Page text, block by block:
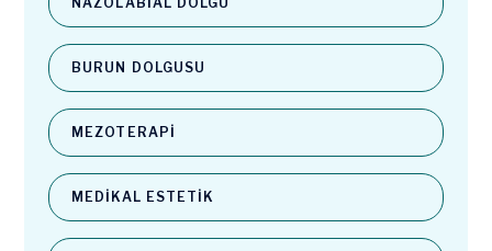
BURUN DOLGUSU
MEZOTERAPI
MEDIKAL ESTETIK